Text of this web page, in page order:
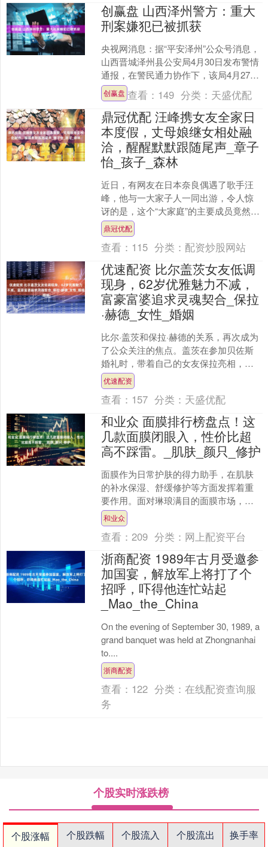
创赢盘 山西泽州警方：重大
刑案嫌犯已被抓获
央视网消息：据“平安泽州”公众号消息，
山西晋城泽州县公安局4月30日发布警情
通报，在警民通力协作下，该局4月27日
发布的《协查通报》征集线索的犯罪嫌
疑人李某，已....
创赢盘 查看： 149 分类： 天盛优配
鼎冠优配 汪峰携女友全家日
本度假，丈母娘继女相处融
洽，醒醒默默跟随尾声_章子
怡_孩子_森林
近日，有网友在日本奈良偶遇了歌手汪
峰，他与一大家子人一同出游，令人惊
讶的是，这个“大家庭”的主要成员竟然是
森林北一家。队伍的最前方是汪峰，他
一如既往地时尚，身穿....
鼎冠优配
查看： 115 分类： 配资炒股网站
优速配资 比尔盖茨女友低调
现身，62岁优雅魅力不减，
富豪富婆追求灵魂契合_保拉
·赫德_女性_婚姻
比尔·盖茨和保拉·赫德的关系，再次成为
了公众关注的焦点。盖茨在参加贝佐斯
婚礼时，带着自己的女友保拉亮相，两
人一同出现在场合中，无论是服饰还是
气质，都显得默契十足....
优速配资
查看： 157 分类： 天盛优配
和业众 面膜排行榜盘点！这
几款面膜闭眼入，性价比超
高不踩雷。_肌肤_颜只_修护
面膜作为日常护肤的得力助手，在肌肤
的补水保湿、舒缓修护等方面发挥着重
要作用。面对琳琅满目的面膜市场，究
竟该如何选择呢？今天就来为大家盘点
一下备受认可的面膜，看看....
和业众
查看：209 分类： 网上配资平台
浙商配资 1989年古月受邀参
加国宴，解放军上将打了个
招呼，吓得他连忙站起
_Mao_the_China
On the evening of September 30, 1989, a
grand banquet was held at Zhongnanhai
to....
浙商配资
查看： 122 分类：在线配资查询服
务
个股实时涨跌榜
个股涨幅 个股跌幅 个股流入 个股流出 换手率